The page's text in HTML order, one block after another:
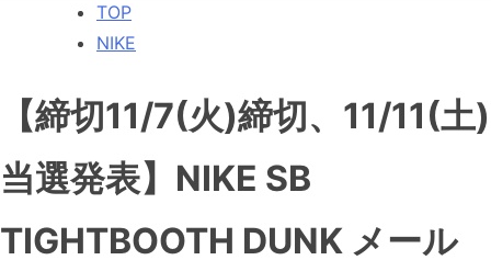
TOP
NIKE
【締切11/7(火)締切、11/11(土)
当選発表】NIKE SB
TIGHTBOOTH DUNK メール